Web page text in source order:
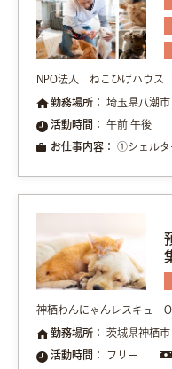
NPO法人 ねこひげハウス
勤務場所： 埼玉県八潮市
活動時間： 午前 午後
お仕事内容： ①シェルタ
神栖わんにゃんレスキュー
勤務場所： 茨城県神栖市
活動時間： フリー